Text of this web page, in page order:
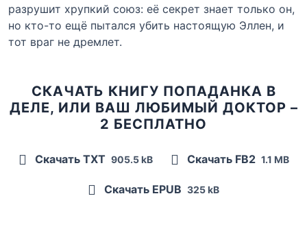
разрушит хрупкий союз: её секрет знает только он,
но кто-то ещё пытался убить настоящую Эллен, и
тот враг не дремлет.
СКАЧАТЬ КНИГУ ПОПАДАНКА В
ДЕЛЕ, ИЛИ ВАШ ЛЮБИМЫЙ ДОКТОР –
2 БЕСПЛАТНО
Скачать TXT 905.5 kB Скачать FB2 1.1 MB
Скачать EPUB 325 kB